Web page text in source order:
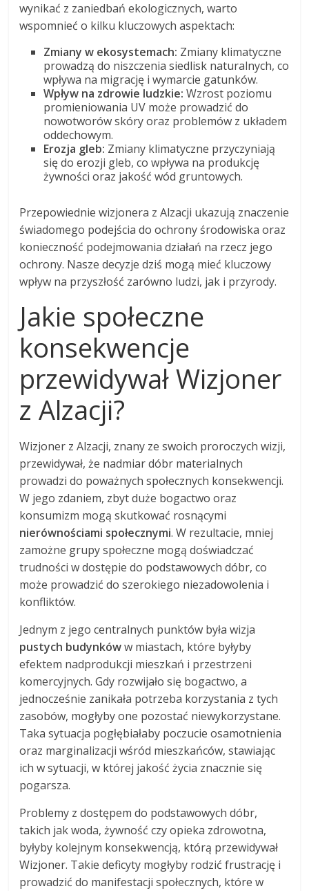
wynikać z zaniedbań ekologicznych, warto
wspomnieć o kilku kluczowych aspektach:
Zmiany w ekosystemach: Zmiany klimatyczne
prowadzą do niszczenia siedlisk naturalnych, co
wpływa na migrację i wymarcie gatunków.
Wpływ na zdrowie ludzkie: Wzrost poziomu
promieniowania UV może prowadzić do
nowotworów skóry oraz problemów z układem
oddechowym.
Erozja gleb: Zmiany klimatyczne przyczyniają
się do erozji gleb, co wpływa na produkcję
żywności oraz jakość wód gruntowych.
Przepowiednie wizjonera z Alzacji ukazują znaczenie
świadomego podejścia do ochrony środowiska oraz
konieczność podejmowania działań na rzecz jego
ochrony. Nasze decyzje dziś mogą mieć kluczowy
wpływ na przyszłość zarówno ludzi, jak i przyrody.
Jakie społeczne
konsekwencje
przewidywał Wizjoner
z Alzacji?
Wizjoner z Alzacji, znany ze swoich proroczych wizji,
przewidywał, że nadmiar dóbr materialnych
prowadzi do poważnych społecznych konsekwencji.
W jego zdaniem, zbyt duże bogactwo oraz
konsumizm mogą skutkować rosnącymi
nierównościami społecznymi. W rezultacie, mniej
zamożne grupy społeczne mogą doświadczać
trudności w dostępie do podstawowych dóbr, co
może prowadzić do szerokiego niezadowolenia i
konfliktów.
Jednym z jego centralnych punktów była wizja
pustych budynkóww miastach, które byłyby
efektem nadprodukcji mieszkań i przestrzeni
komercyjnych. Gdy rozwijało się bogactwo, a
jednocześnie zanikała potrzeba korzystania z tych
zasobów, mogłyby one pozostać niewykorzystane.
Taka sytuacja pogłębiałaby poczucie osamotnienia
oraz marginalizacji wśród mieszkańców, stawiając
ich w sytuacji, w której jakość życia znacznie się
pogarsza.
Problemy z dostępem do podstawowych dóbr,
takich jak woda, żywność czy opieka zdrowotna,
byłyby kolejnym konsekwencją, którą przewidywał
Wizjoner. Takie deficyty mogłyby rodzić frustrację i
prowadzić do manifestacji społecznych, które w